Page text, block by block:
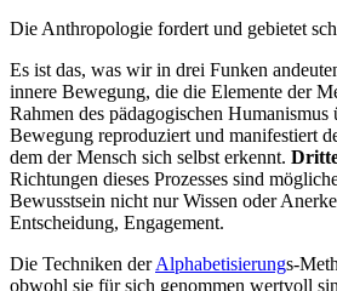
Die Anthropologie fordert und gebietet
Es ist das, was wir in drei Funken
innere Bewegung, die die Elemente der
Rahmen des pädagogischen Humanismus
Bewegung reproduziert und manifestiert
dem der Mensch sich selbst erkennt.
Richtungen dieses Prozesses sind
Bewusstsein nicht nur Wissen oder
Entscheidung, Engagement.
Die Techniken derAlphabetisierungs-
obwohl sie für sich genommen wertvoll